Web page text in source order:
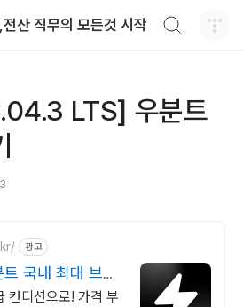
산 직무의 모든것 시작
LTS] 우분트
광고
국내 최대 브랜
컨디션으로! 가격 부